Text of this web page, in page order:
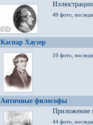
49 фото,
Каспар Хаузер
10 фото,
Античные философы
Приложение
44 фото,